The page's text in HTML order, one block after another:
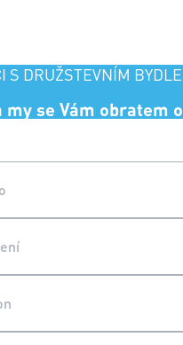
S DRUŽSTEVNÍM
my se Vám obratem